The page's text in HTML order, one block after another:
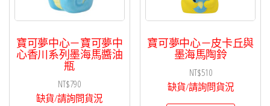
寶可夢中心－寶可夢中
心香川系列墨海馬醬油
瓶
NT$790
缺貨/請詢問貨況
寶可夢中心－皮卡丘與
墨海馬陶鈴
NT$510
缺貨/請詢問貨況